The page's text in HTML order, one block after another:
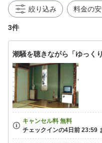
絞り込み
3件
潮騒を聴きながら「ゆっく